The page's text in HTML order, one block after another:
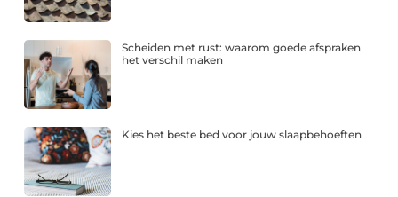
Scheiden met rust: waarom goede afspraken
het verschil maken
Kies het beste bed voor jouw slaapbehoeften